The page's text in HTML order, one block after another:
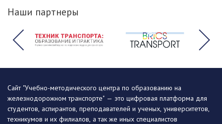
Наши партнеры
Сайт "Учебно-методического центра по образованию на
железнодорожном транспорте" — это цифровая платформа для
студентов, аспирантов, преподавателей и ученых, университетов,
техникумов и их филиалов, а так же иных специалистов